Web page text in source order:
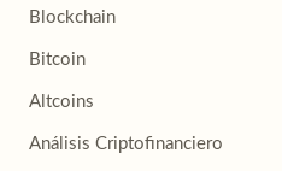
Blockchain
Bitcoin
Altcoins
Análisis Criptofinanciero